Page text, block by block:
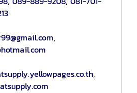
,
,